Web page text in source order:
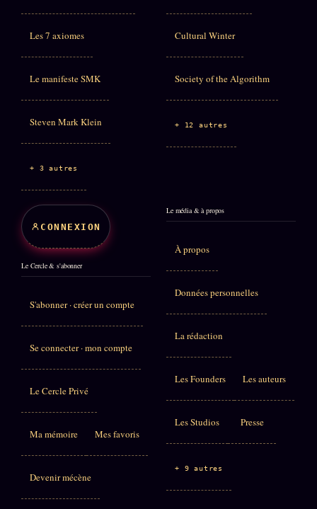
Les 7 axiomes
Le manifeste SMK
Steven Mark Klein
+ 3 autres
Cultural Winter
Society of the Algorithm
+ 12 autres
CONNEXION
Le Cercle & s'abonner
S'abonner · créer un compte
Se connecter · mon compte
Le Cercle Privé
Ma mémoire Mes favoris
Devenir mécène
Le média & à propos
À propos
Données personnelles
La rédaction
Les Founders Les auteurs
Les Studios Presse
+ 9 autres